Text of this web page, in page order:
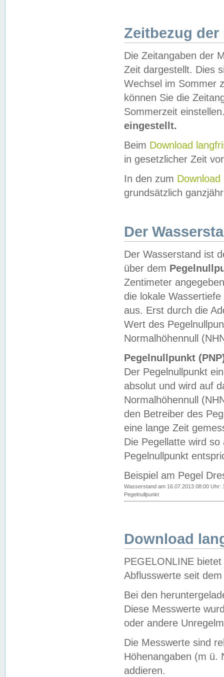
Zeitbezug der
Die Zeitangaben der
Zeit dargestellt. Dies
Wechsel im Sommer
können Sie die
Sommerzeit
eingestellt.
Beim Download
in gesetzlicher Zeit
In den zum Download
grundsätzlich
Der
Der Wasserstand ist
über dem
Zentimeter
die lokale
aus. Erst durch die
Wert des
Normalhöhennull
Pegelnullpunkt
Der Pegelnullpunkt
absolut und wird auf
Normalhöhennull
den Betreiber des
eine lange Zeit
Die Pegellatte wird
Pegelnullpunkt
Beispiel am Pegel
Wasserstand am 16.07.2013 08:00 Uhr:
Pegelnullpunkt
Download
PEGELONLINE
Abflusswerte seit
Bei den
Diese Messwerte
oder andere
Die Messwerte sind
Höhenangaben (m ü.
addieren.